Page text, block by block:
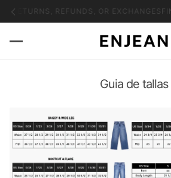
RETURNS, REFUNDS, OR EXCHANGES
Guia de tallas